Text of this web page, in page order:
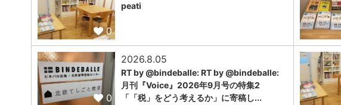
0
peati
0
2026.8.05
RT by @bindeballe: RT by @bindeballe:
月刊『Voice』2026年9月号の特集2
「「税」をどう考えるか」に寄稿し...